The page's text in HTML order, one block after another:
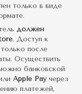
только в виде
должен
. Доступ к
после
Осуществить
банковской
Apple Payчерез
платежей,